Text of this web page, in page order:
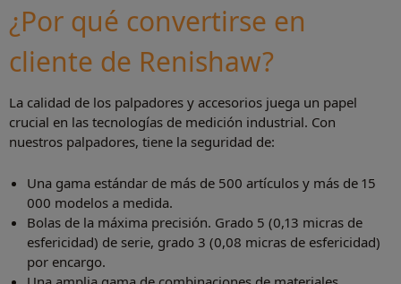
¿Por qué convertirse en
cliente de Renishaw?
La calidad de los palpadores y accesorios juega un papel
crucial en las tecnologías de medición industrial. Con
nuestros palpadores, tiene la seguridad de:
Una gama estándar de más de 500 artículos y más de 15
000 modelos a medida.
Bolas de la máxima precisión. Grado 5 (0,13 micras de
esfericidad) de serie, grado 3 (0,08 micras de esfericidad)
por encargo.